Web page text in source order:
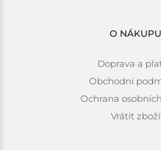
O NÁKUPU
Doprava a
Obchodní
Ochrana
Vrátit zboží